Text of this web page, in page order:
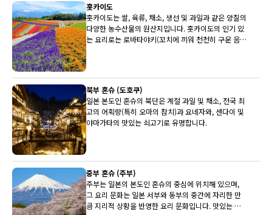
홋카이도
홋카이도는 쌀, 육류, 채소, 생선 및 과일과 같은 양질의
다양한 농수산물의 원산지입니다. 홋카이도의 인기 있
는 요리로는 로바타야키(꼬치에 끼워 천천히 구운 음
북부 혼슈 (도호쿠)
일본 본도인 혼슈의 북단은 계절 과일 및 채소, 전국 최
고의 어획량(특히 오마의 참치)과 요네자와, 센다이 및
야마가타의 맛있는 쇠고기로 유명합니다.
중부 혼슈 (주부)
주부는 일본의 본도인 혼슈의 중심에 위치해 있으며,
그 요리 문화는 일본 서부와 동부의 중간에 자리한 만
큼 지리적 상황을 반영한 요리 문화입니다. 맛있는 히